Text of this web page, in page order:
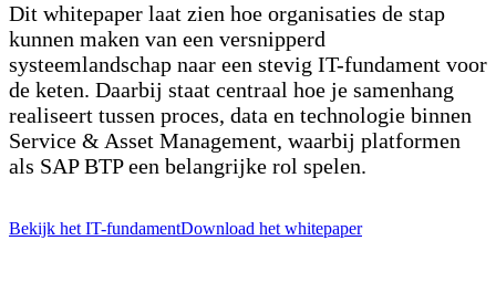
Dit whitepaper laat zien hoe organisaties de stap
kunnen maken van een versnipperd
systeemlandschap naar een stevig IT-fundament voor
de keten. Daarbij staat centraal hoe je samenhang
realiseert tussen proces, data en technologie binnen
Service & Asset Management, waarbij platformen
als SAP BTP een belangrijke rol spelen.
Bekijk het IT-fundamentDownload het whitepaper